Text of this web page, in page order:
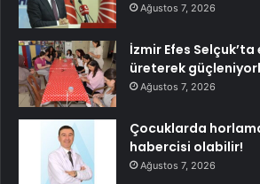
Ağustos 7, 2026
İzmir Efes
üreterek
Ağustos 7, 2026
Çocuklarda
habercisi olabilir!
Ağustos 7, 2026